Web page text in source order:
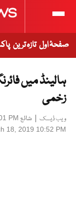
صفحۂ اول تازہ ترین
زخمی
ویب ڈیسک | شائع PM
18, 2019 10:52 PM